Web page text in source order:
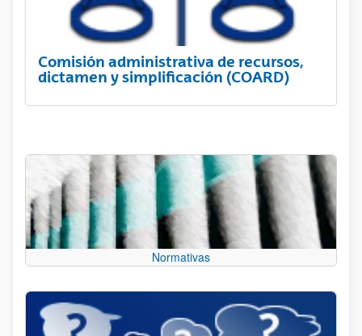
Comisión administrativa de recursos,
dictamen y simplificación (COARD)
Normativas